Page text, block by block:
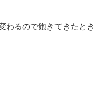
わるので飽きてきたとき